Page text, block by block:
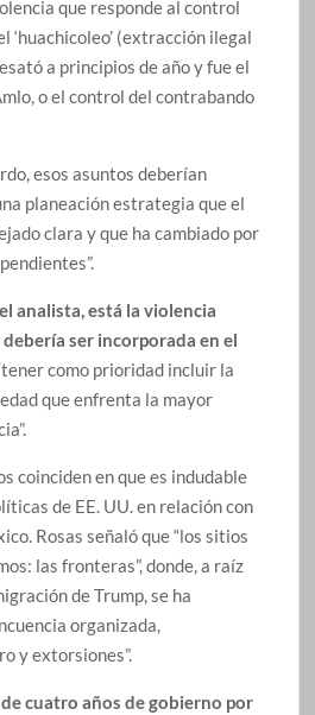
que responde al control
‘huachicoleo’ (extracción ilegal
a principios de año y fue el
o el control del contrabando
esos asuntos deberían
planeación estrategia que el
clara y que ha cambiado por
el analista, está la violencia
ser incorporada en el
como prioridad incluir la
que enfrenta la mayor
coinciden en que es indudable
de EE. UU. en relación con
Rosas señaló que “los sitios
las fronteras”, donde, a raíz
de Trump, se ha
organizada,
y extorsiones”.
cuatro años de gobierno por